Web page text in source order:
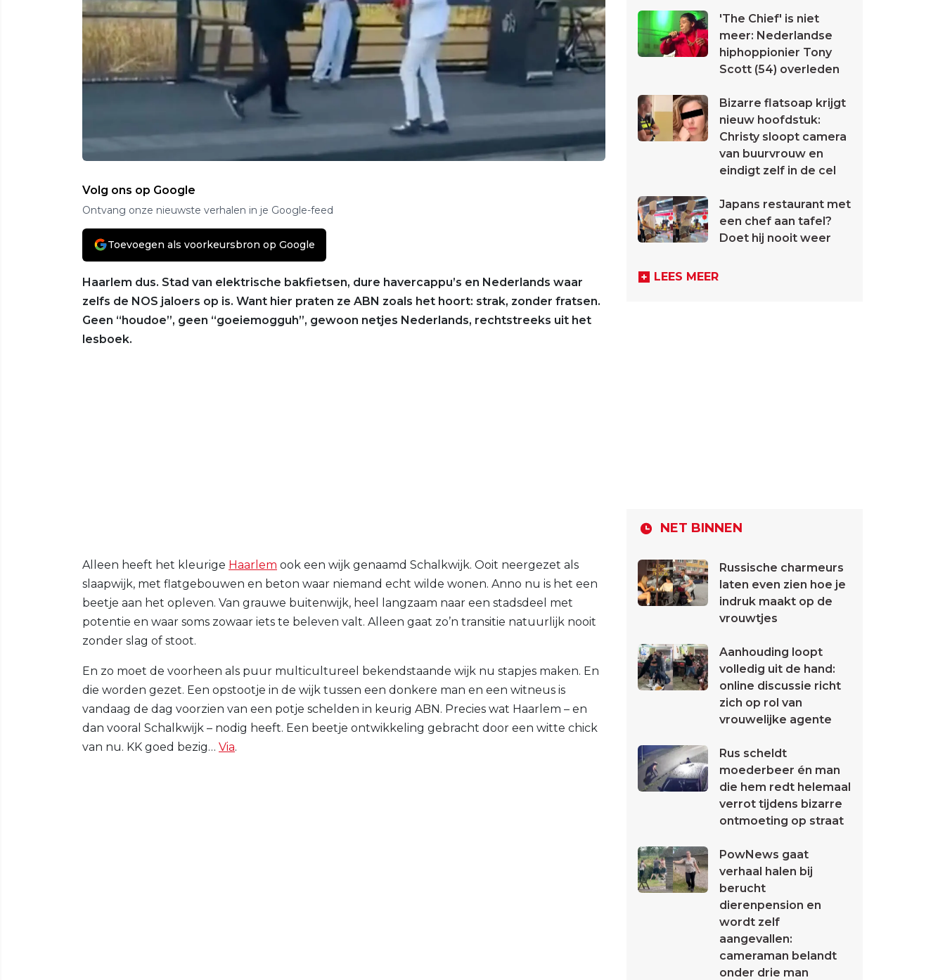
Volg ons op Google
Ontvang onze nieuwste verhalen in je Google-feed
Toevoegen als voorkeursbron op Google
Haarlem dus. Stad van elektrische bakfietsen, dure havercappu’s en Nederlands waar
zelfs de NOS jaloers op is. Want hier praten ze ABN zoals het hoort: strak, zonder fratsen.
Geen “houdoe”, geen “goeiemogguh”, gewoon netjes Nederlands, rechtstreeks uit het
lesboek.
Alleen heeft het kleurige Haarlem ook een wijk genaamd Schalkwijk. Ooit neergezet als
slaapwijk, met flatgebouwen en beton waar niemand echt wilde wonen. Anno nu is het een
beetje aan het opleven. Van grauwe buitenwijk, heel langzaam naar een stadsdeel met
potentie en waar soms zowaar iets te beleven valt. Alleen gaat zo’n transitie natuurlijk nooit
zonder slag of stoot.
En zo moet de voorheen als puur multicultureel bekendstaande wijk nu stapjes maken. En
die worden gezet. Een opstootje in de wijk tussen een donkere man en een witneus is
vandaag de dag voorzien van een potje schelden in keurig ABN. Precies wat Haarlem – en
dan vooral Schalkwijk – nodig heeft. Een beetje ontwikkeling gebracht door een witte chick
van nu. KK goed bezig… Via.
'The Chief' is niet
meer: Nederlandse
hiphoppionier Tony
Scott (54) overleden
Bizarre flatsoap krijgt
nieuw hoofdstuk:
Christy sloopt camera
van buurvrouw en
eindigt zelf in de cel
Japans restaurant met
een chef aan tafel?
Doet hij nooit weer
LEES MEER
NET BINNEN
Russische charmeurs
laten even zien hoe je
indruk maakt op de
vrouwtjes
Aanhouding loopt
volledig uit de hand:
online discussie richt
zich op rol van
vrouwelijke agente
Rus scheldt
moederbeer én man
die hem redt helemaal
verrot tijdens bizarre
ontmoeting op straat
PowNews gaat
verhaal halen bij
berucht
dierenpension en
wordt zelf
aangevallen:
cameraman belandt
onder drie man